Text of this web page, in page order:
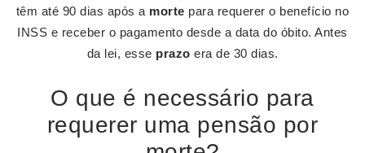
têm até 90 dias após a morte para requerer o benefício no
INSS e receber o pagamento desde a data do óbito. Antes
da lei, esse prazo era de 30 dias.
O que é necessário para
requerer uma pensão por